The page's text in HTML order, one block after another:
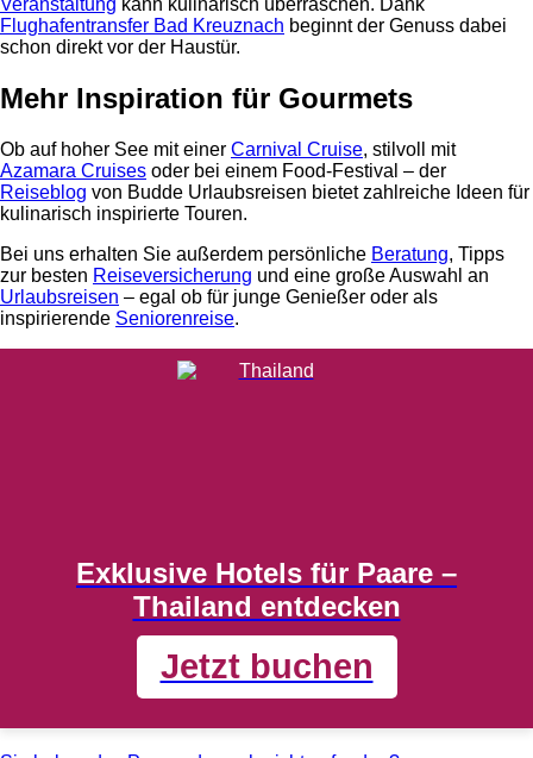
Flughafentransfer Bad Kreuznach beginnt der Genuss dabei
schon direkt vor der Haustür.
Mehr Inspiration für Gourmets
Ob auf hoher See mit einer Carnival Cruise, stilvoll mit
Azamara Cruises oder bei einem Food-Festival – der
Reiseblog von Budde Urlaubsreisen bietet zahlreiche Ideen für
kulinarisch inspirierte Touren.
Bei uns erhalten Sie außerdem persönliche Beratung, Tipps
zur besten Reiseversicherung und eine große Auswahl an
Urlaubsreisen – egal ob für junge Genießer oder als
inspirierende Seniorenreise.
Exklusive Hotels für Paare –
Thailand entdecken
Jetzt buchen